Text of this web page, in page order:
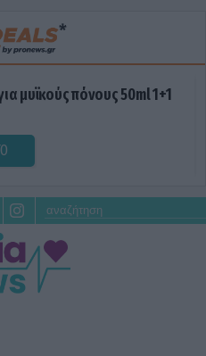
μυϊκούς πόνους 50ml 1+1